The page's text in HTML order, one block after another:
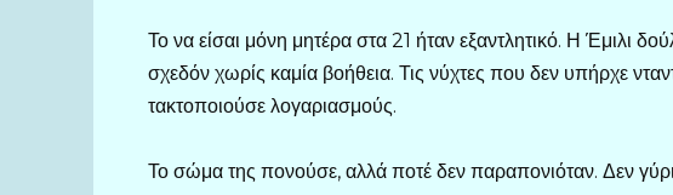
Το να είσαι μόνη μητέρα στα 21 ήταν εξαντλητικό. Η Έμιλι
σχεδόν χωρίς καμία βοήθεια. Τις νύχτες που δεν υπήρχε
τακτοποιούσε λογαριασμούς.
Το σώμα της πονούσε, αλλά ποτέ δεν παραπονιόταν. Δεν